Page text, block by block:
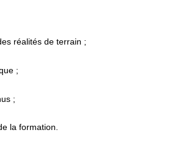
réalités de terrain ;
;
;
la formation.